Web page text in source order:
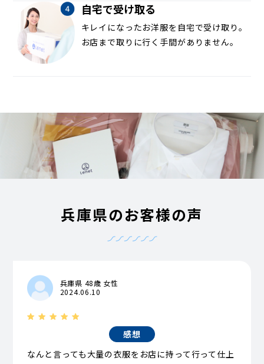
自宅で受け取る
キレイになったお洋服を自宅で受け取り。
お店まで取りに行く手間がありません。
兵庫県のお客様の声
兵庫県 48歳 女性
2024.06.10
感想
なんと言っても大量の衣服をお店に持って行って仕上